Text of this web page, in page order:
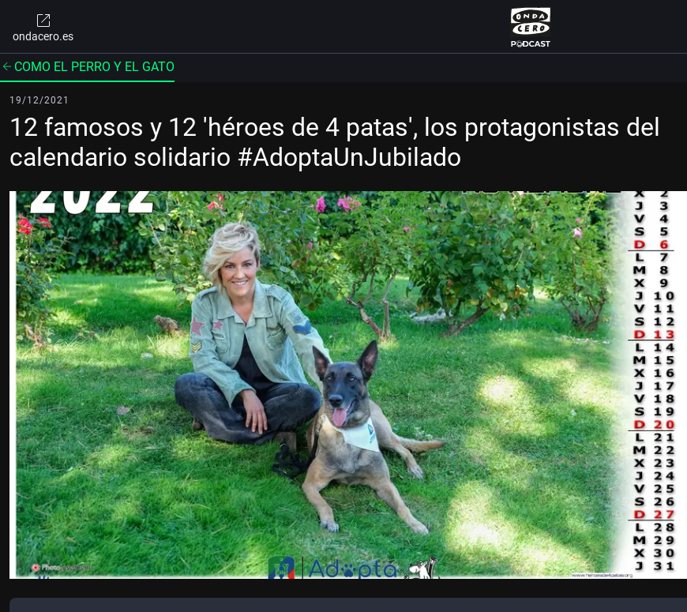
ondacero.es
COMO EL PERRO Y EL GATO
19/12/2021
12 famosos y 12 'héroes de 4 patas', los protagonistas del
calendario solidario #AdoptaUnJubilado